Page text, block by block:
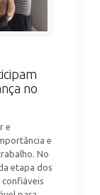
no
e
e
No
etapa dos